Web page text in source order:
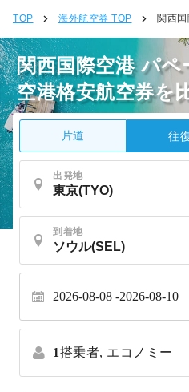
TOP 海外航空券 TOP 関西
関西国際空港 パ
空港格安航空券を
片道 往
出発地
到着地
2026-08-08 2026-08-10
1搭乗者, エコノミー